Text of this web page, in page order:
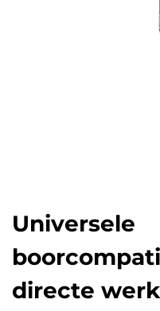
Universele
directe